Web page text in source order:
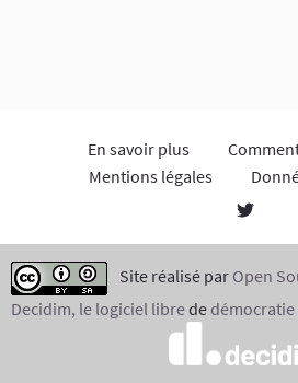
En savoir plus
Mentions légales
Site réalisé par Open
Decidim, le logiciel librede